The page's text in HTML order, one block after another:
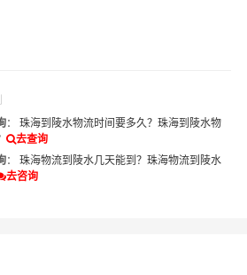
： 珠海到陵水物流时间要多久？ 珠海到陵水物
去查询
： 珠海物流到陵水几天能到？ 珠海物流到陵水
去咨询